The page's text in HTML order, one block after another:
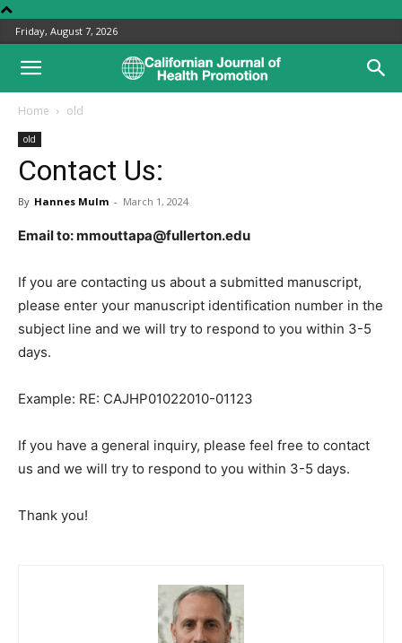
Friday, August 7, 2026
Home old
old
Contact Us:
By Hannes Mulm - March 1, 2024
Email to:mmouttapa@fullerton.edu
If you are contacting us about a submitted manuscript,
please enter your manuscript identification number in the
subject line and we will try to respond to you within 3-5
days.
Example: RE: CAJHP01022010-01123
If you have a general inquiry, please feel free to contact
us and we will try to respond to you within 3-5 days.
Thank you!